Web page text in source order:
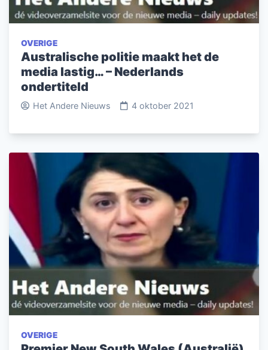
OVERIGE
Australische politie maakt het de
media lastig… – Nederlands
ondertiteld
Het Andere Nieuws 4 oktober 2021
OVERIGE